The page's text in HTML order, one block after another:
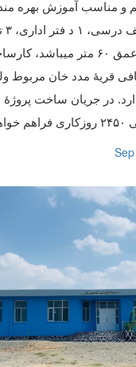
و مناسب آموزش بهره
مکتب
چاه آب آشامیدنی به عمق ۶۰ متر
قریۀ مدد خان مربوط
در جریان ساخت پروژۀ